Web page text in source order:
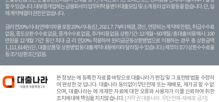
할 수 있습니다. 대부중개업체는 금융회사의 업무위탁을 받아 대출모집 및 소개 등의 섭외 활동을 돕습니다. 단, 실
제 계약체결의 권한은 없습니다.
금리 연20% 이내 (연체이자율 포함 20% 이내) (단, 2021. 7. 7부터 체결, 갱신, 연장되는 계 약에 한함), 취급수수료
없음, 중도상환 수수료 없음, 중개수수료 없음, 추가비용 없음. 상환기간 : 12개월 ~ 60개월 / 총 대출 비용 예시 : 100
만원을 12개월 기간 동안 최대 금 리 연20% 적용하여 원리금균등상환방법으로 이용하는 경우 총 상환금액
1,111,614원 (단, 대출상품 및 상환방법 등 대출계약 내용에 따라 달라질 수 있습니다.) 채무의 조기 상환수수료율
등 조기상환조건 없음.
본 정보는에 등록한 자료를 바탕으로 대출나라가 편집 및 그 표현방법을 수정하
여 완성한 것 입니다. 대출나라 동의없이무단전재 또는 재배포, 재가공 할 수 없
으며, 대출나라는 에 게재한 자료에 대한 오류와 사용자가 이를 신뢰하여 취한
조치에대해 책임을 지지않습니다. [저작권 대출나라. 무단전재-재배포 금지]